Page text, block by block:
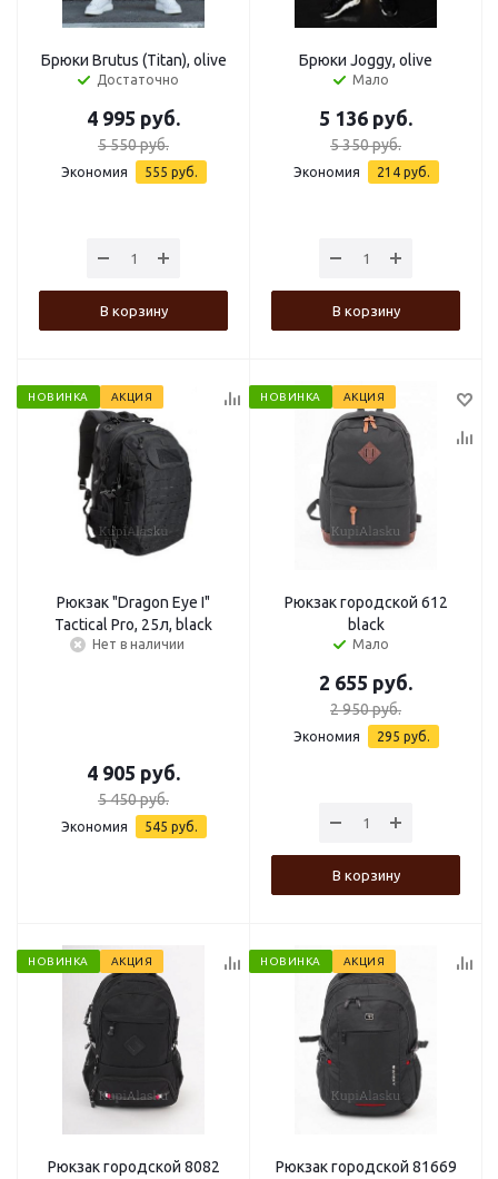
Брюки Brutus (Titan), olive
Достаточно
4 995 руб.
5 550руб.
Экономия 555 руб.
В корзину
Брюки Joggy, olive
Мало
5 136 руб.
5 350руб.
Экономия 214руб.
В корзину
НОВИНКА АКЦИЯ
Рюкзак "Dragon Eye I"
Tactical Pro, 25л, black
Нет в наличии
4 905 руб.
5 450руб.
Экономия 545 руб.
НОВИНКА АКЦИЯ
Рюкзак городской 612
black
Мало
2 655 руб.
2 950руб.
Экономия 295 руб.
В корзину
НОВИНКА АКЦИЯ
Рюкзак городской 8082
НОВИНКА АКЦИЯ
Рюкзак городской 81669